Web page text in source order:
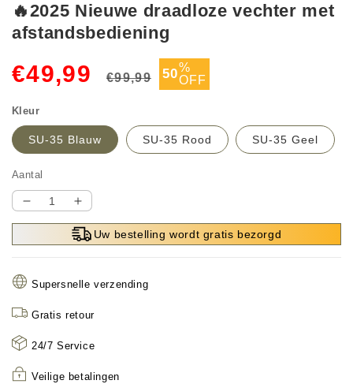
🔥2025 Nieuwe draadloze vechter met
afstandsbediening
€49,99
prijs
€99,99
Aanbiedingsprijs
50%
OFF
Kleur
SU-35 Blauw SU-35 Rood SU-35 Geel
Aantal
Aantal
verlagen
voor
2025
Nieuwe
draadloze
vechter
met
Aantal
verhogen
voor
Nieuwe
vechter
met
Uw bestelling wordt gratis bezorgd
Supersnelle verzending
Gratis retour
24/7 Service
Veilige betalingen